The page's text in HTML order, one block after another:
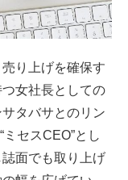
り上げを確保す
女社長としての
タバサとのリン
セスCEO”とし
面でも取り上げ